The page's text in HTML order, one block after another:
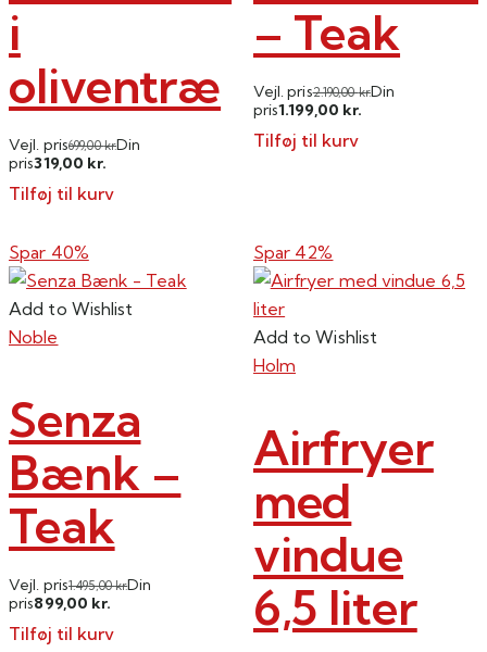
i
oliventræ
Vejl. pris699,00kr.Din
pris319,00 kr.
Tilføj til kurv
– Teak
Vejl. pris2.190,00kr.Din
pris1.199,00 kr.
Tilføj til kurv
Spar 40%
Add to Wishlist
Noble
Senza
Bænk –
Teak
Vejl. pris1.495,00kr.Din
pris899,00 kr.
Tilføj til kurv
Spar 42%
Add to Wishlist
Holm
Airfryer
med
vindue
6,5 liter